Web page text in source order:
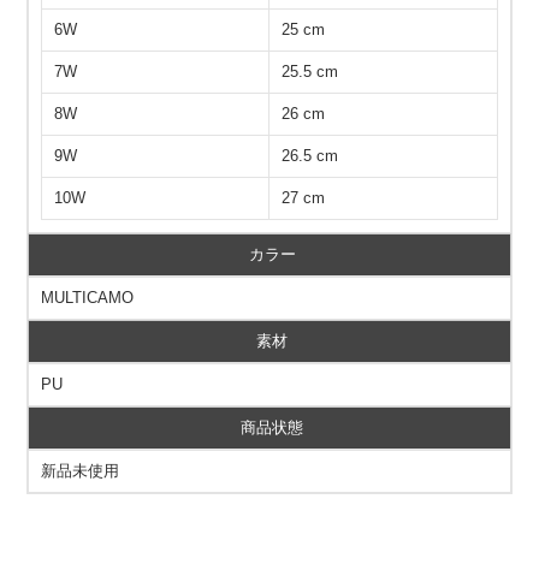
6W 25 cm
7W 25.5 cm
8W 26 cm
9W 26.5 cm
10W 27 cm
カラー
MULTICAMO
素材
PU
商品状態
新品未使用